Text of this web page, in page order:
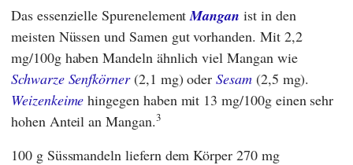
Das essenzielle SpurenelementMangan ist in den
meisten Nüssen und Samen gut vorhanden. Mit 2,2
mg/100g haben Mandeln ähnlich viel Mangan wie
Schwarze Senfkörner(2,1 mg) oderSesam(2,5 mg).
Weizenkeime hingegen haben mit 13 mg/100g einen sehr
hohen Anteil an Mangan.3
100 g Süssmandeln liefern dem Körper 270 mg